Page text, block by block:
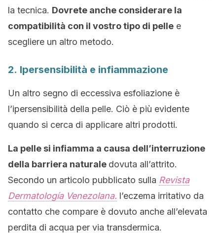
la tecnica. Dovrete anche considerare la
compatibilità con il vostro tipo di pelle e
scegliere un altro metodo.
2. Ipersensibilità e infiammazione
Un altro segno di eccessiva esfoliazione è
l’ipersensibilità della pelle. Ciò è più evidente
quando si cerca di applicare altri prodotti.
La pelle si infiamma a causa dell’interruzione
della barriera naturale dovuta all’attrito.
Secondo un articolo pubblicato sulla Revista
Dermatología Venezolana. l’eczema irritativo da
contatto che compare è dovuto anche all’elevata
perdita di acqua per via transdermica.